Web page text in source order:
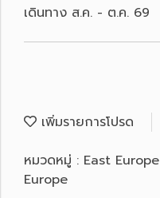
เดินทาง ส.ค. - ต.ค. 69
เพิ่มรายการโปรด
หมวดหมู่ : East Europe
Europe